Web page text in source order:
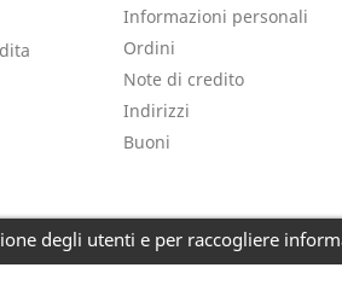
degli utenti e per raccogliere
Informazioni personali
Ordini
Note di credito
Indirizzi
Buoni